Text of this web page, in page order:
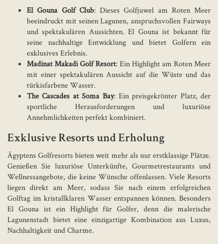
El Gouna Golf Club: Dieses Golfjuwel am Roten Meer
beeindruckt mit seinen Lagunen, anspruchsvollen Fairways
und spektakulären Aussichten. El Gouna ist bekannt für
seine nachhaltige Entwicklung und bietet Golfern ein
exklusives Erlebnis.
Madinat Makadi Golf Resort: Ein Highlight am Roten Meer
mit einer spektakulären Aussicht auf die Wüste und das
türkisfarbene Wasser.
The Cascades at Soma Bay: Ein preisgekrönter Platz, der
sportliche Herausforderungen und luxuriöse
Annehmlichkeiten perfekt kombiniert.
Exklusive Resorts und Erholung
Ägyptens Golfresorts bieten weit mehr als nur erstklassige Plätze.
Genießen Sie luxuriöse Unterkünfte, Gourmetrestaurants und
Wellnessangebote, die keine Wünsche offenlassen. Viele Resorts
liegen direkt am Meer, sodass Sie nach einem erfolgreichen
Golftag im kristallklaren Wasser entspannen können. Besonders
El Gouna ist ein Highlight für Golfer, denn die malerische
Lagunenstadt bietet eine einzigartige Kombination aus Luxus,
Nachhaltigkeit und Charme.